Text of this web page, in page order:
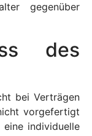
gegenüber
des
bei Verträgen
vorgefertigt
individuelle